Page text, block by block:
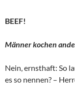
BEEF!
Männer kochen
Nein, ernsthaft: So
es so nennen? –